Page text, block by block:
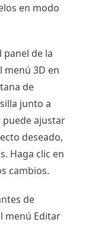
en modo
panel de la
menú 3D en
de
junto a
puede ajustar
deseado,
Haga clic en
cambios.
de
menú Editar